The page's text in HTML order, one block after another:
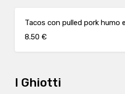
Tacos con pulled pork humo
8.50 €
I Ghiotti